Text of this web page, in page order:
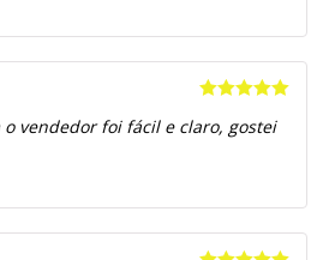
de 5
vendedor foi fácil e claro, gostei